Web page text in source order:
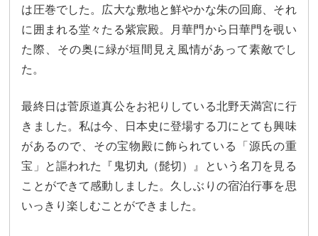
は圧巻でした。広大な敷地と鮮やかな朱の回廊、それ
に囲まれる堂々たる紫宸殿。月華門から日華門を覗い
た際、その奥に緑が垣間見え風情があって素敵でし
た。
最終日は菅原道真公をお祀りしている北野天満宮に行
きました。私は今、日本史に登場する刀にとても興味
があるので、その宝物殿に飾られている「源氏の重
宝」と謳われた『鬼切丸（髭切）』という名刀を見る
ことができて感動しました。久しぶりの宿泊行事を思
いっきり楽しむことができました。